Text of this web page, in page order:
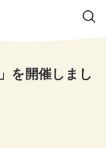
を開催しまし